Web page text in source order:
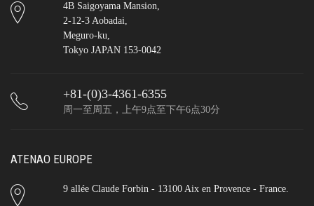
4B Saigoyama Mansion,
2-12-3 Aobadai,
Meguro-ku,
Tokyo JAPAN 153-0042
+81-(0)3-4361-6355
周一至周五，上午9点至下午6点30分
ATENAO EUROPE
9 allée Claude Forbin - 13100 Aix en Provence - France.